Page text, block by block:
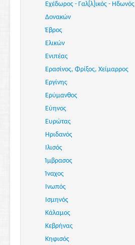
Εχέδωρος - Γαλ[λ]ικός - Ηδωνός
Δονακών
Έβρος
Ελικών
Ενιπέας
Ερασίνος, Φρίξος, Χείμαρρος
Εργίνης
Ερύμανθος
Εύηνος
Ευρώτας
Ηριδανός
Ιλισός
Ίμβρασος
Ίναχος
Ινωπός
Ισμηνός
Κάλαμος
Κεβρήνας
Κηφισός